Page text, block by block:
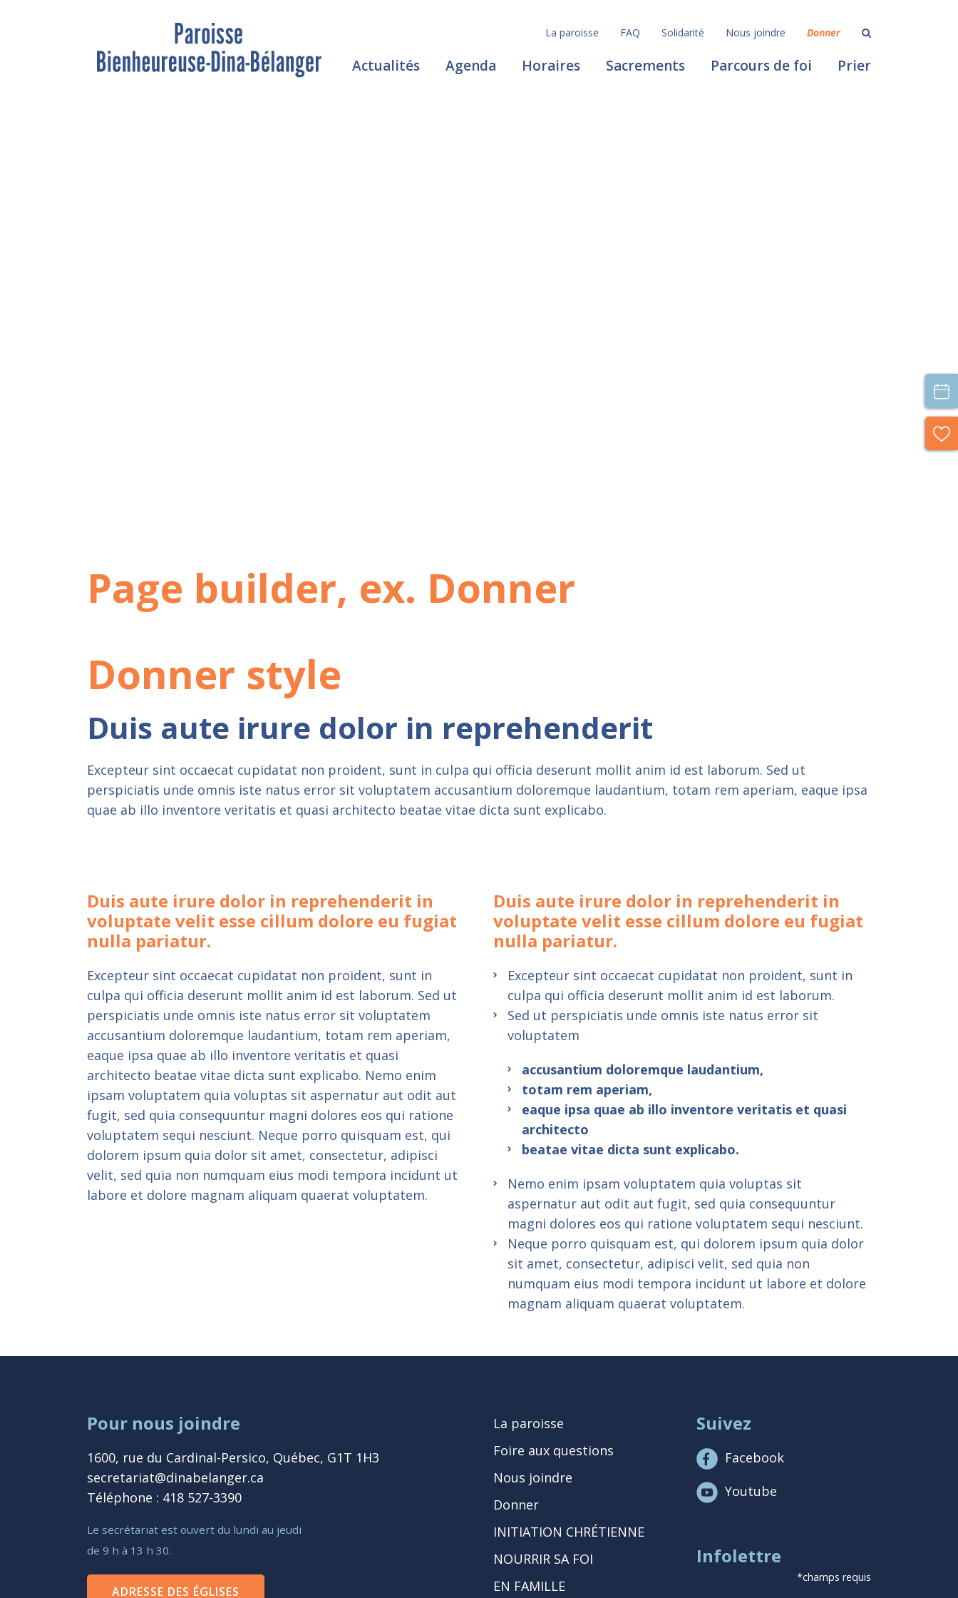
La paroisse FAQ Solidarité Nous joindre Donner
Actualités Agenda Horaires Sacrements Parcours de foi Prier
Page builder, ex. Donner
Donner style
Duis aute irure dolor in reprehenderit
Excepteur sint occaecat cupidatat non proident, sunt in culpa qui officia deserunt mollit anim id est laborum. Sed ut
perspiciatis unde omnis iste natus error sit voluptatem accusantium doloremque laudantium, totam rem aperiam, eaque ipsa
quae ab illo inventore veritatis et quasi architecto beatae vitae dicta sunt explicabo.
Duis aute irure dolor in reprehenderit in
voluptate velit esse cillum dolore eu fugiat
nulla pariatur.
Excepteur sint occaecat cupidatat non proident, sunt in
culpa qui officia deserunt mollit anim id est laborum. Sed ut
perspiciatis unde omnis iste natus error sit voluptatem
accusantium doloremque laudantium, totam rem aperiam,
eaque ipsa quae ab illo inventore veritatis et quasi
architecto beatae vitae dicta sunt explicabo. Nemo enim
ipsam voluptatem quia voluptas sit aspernatur aut odit aut
fugit, sed quia consequuntur magni dolores eos qui ratione
voluptatem sequi nesciunt. Neque porro quisquam est, qui
dolorem ipsum quia dolor sit amet, consectetur, adipisci
velit, sed quia non numquam eius modi tempora incidunt ut
labore et dolore magnam aliquam quaerat voluptatem.
Duis aute irure dolor in reprehenderit in
voluptate velit esse cillum dolore eu fugiat
nulla pariatur.
Excepteur sint occaecat cupidatat non proident, sunt in
culpa qui officia deserunt mollit anim id est laborum.
Sed ut perspiciatis unde omnis iste natus error sit
voluptatem
accusantium doloremque laudantium,
totam rem aperiam,
eaque ipsa quae ab illo inventore veritatis et quasi
architecto
beatae vitae dicta sunt explicabo.
Nemo enim ipsam voluptatem quia voluptas sit
aspernatur aut odit aut fugit, sed quia consequuntur
magni dolores eos qui ratione voluptatem sequi nesciunt.
Neque porro quisquam est, qui dolorem ipsum quia dolor
sit amet, consectetur, adipisci velit, sed quia non
numquam eius modi tempora incidunt ut labore et dolore
magnam aliquam quaerat voluptatem.
Pour nous joindre
1600, rue du Cardinal-Persico, Québec, G1T 1H3
secretariat@dinabelanger.ca
Téléphone : 418 527-3390
Le secrétariat est ouvert du lundi au jeudi
de 9 h à 13 h 30.
ADRESSE DES ÉGLISES
La paroisse
Foire aux questions
Nous joindre
Donner
INITIATION CHRÉTIENNE
NOURRIR SA FOI
EN FAMILLE
Suivez
Facebook
Youtube
Infolettre
*champs requis